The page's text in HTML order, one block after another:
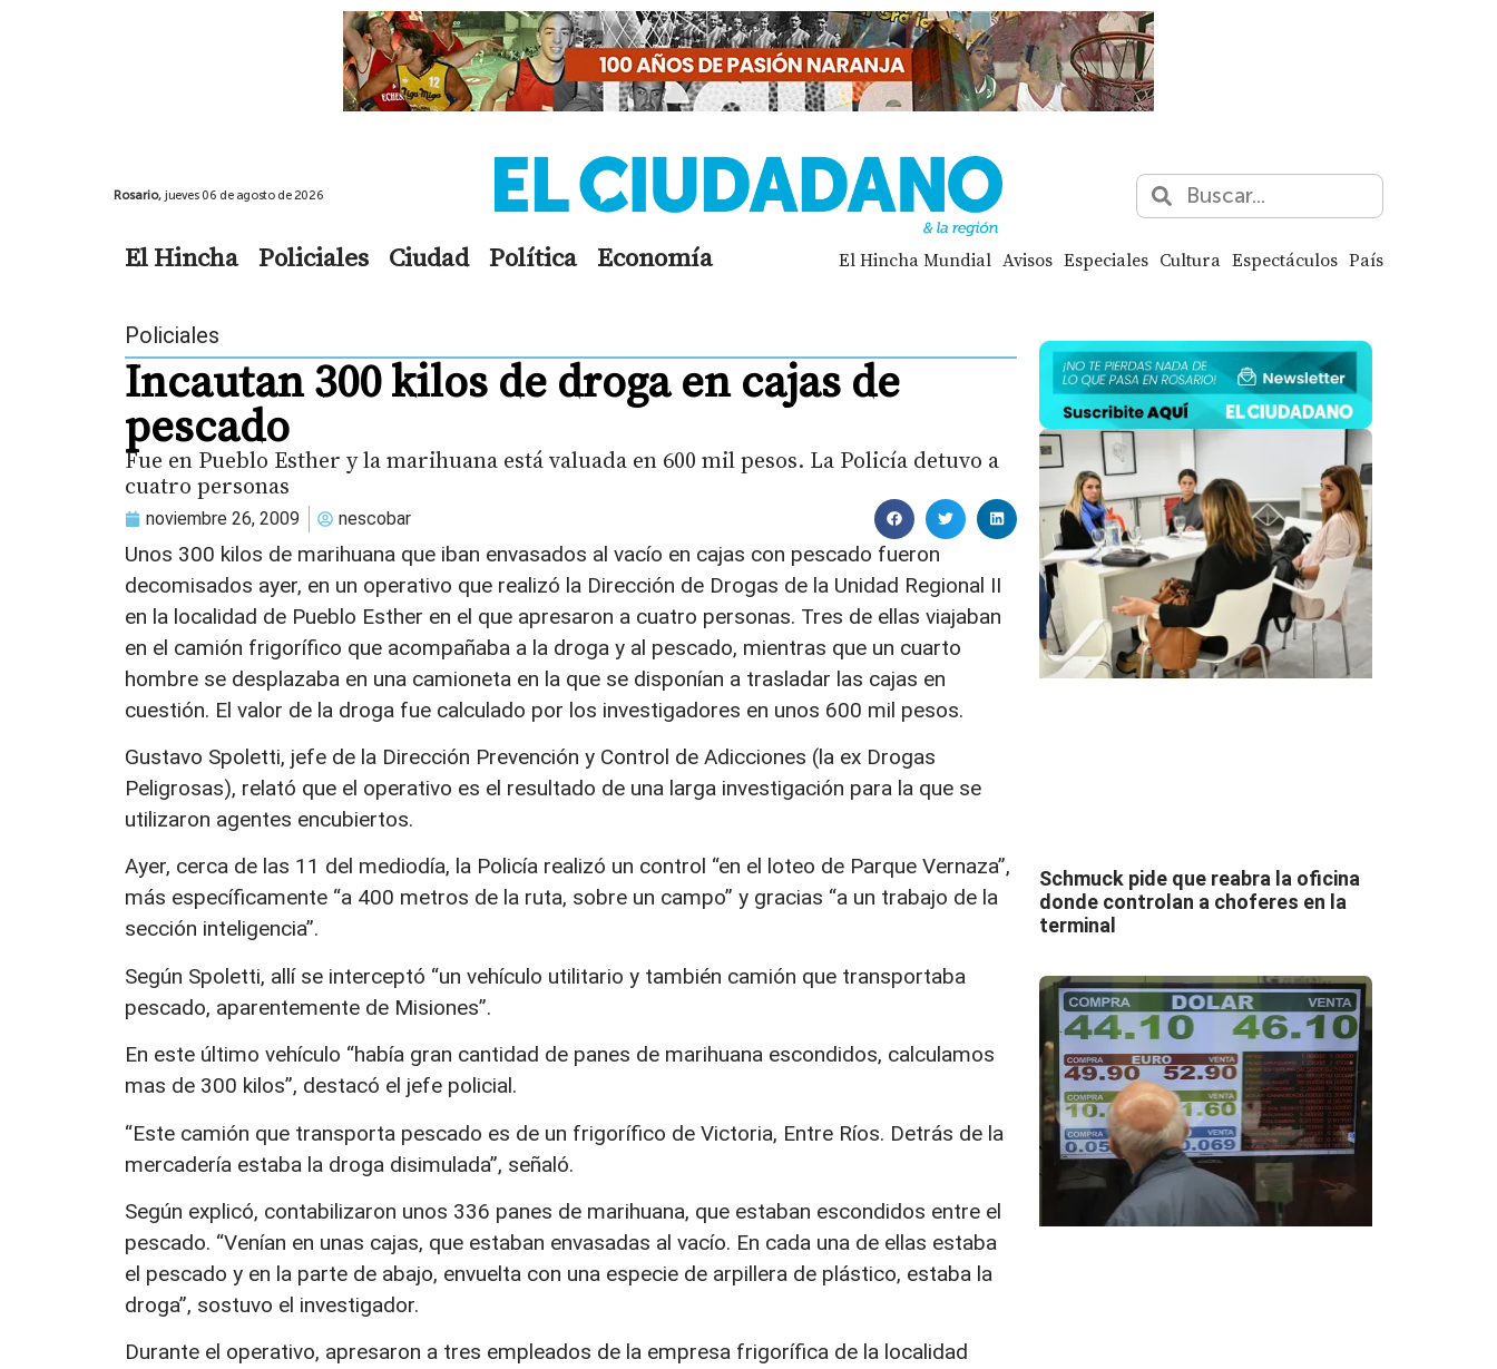
Rosario, jueves 06 de agosto de 2026
El Hincha Policiales Ciudad Política Economía El Hincha Mundial Avisos Especiales Cultura Espectáculos País
Policiales
Incautan 300 kilos de droga en cajas de
pescado
Fue en Pueblo Esther y la marihuana está valuada en 600 mil pesos. La Policía detuvo a
cuatro personas
noviembre 26, 2009 nescobar
Unos 300 kilos de marihuana que iban envasados al vacío en cajas con pescado fueron
decomisados ayer, en un operativo que realizó la Dirección de Drogas de la Unidad Regional II
en la localidad de Pueblo Esther en el que apresaron a cuatro personas. Tres de ellas viajaban
en el camión frigorífico que acompañaba a la droga y al pescado, mientras que un cuarto
hombre se desplazaba en una camioneta en la que se disponían a trasladar las cajas en
cuestión. El valor de la droga fue calculado por los investigadores en unos 600 mil pesos.
Gustavo Spoletti, jefe de la Dirección Prevención y Control de Adicciones (la ex Drogas
Peligrosas), relató que el operativo es el resultado de una larga investigación para la que se
utilizaron agentes encubiertos.
Ayer, cerca de las 11 del mediodía, la Policía realizó un control “en el loteo de Parque Vernaza”,
más específicamente “a 400 metros de la ruta, sobre un campo” y gracias “a un trabajo de la
sección inteligencia”.
Según Spoletti, allí se interceptó “un vehículo utilitario y también camión que transportaba
pescado, aparentemente de Misiones”.
En este último vehículo “había gran cantidad de panes de marihuana escondidos, calculamos
mas de 300 kilos”, destacó el jefe policial.
“Este camión que transporta pescado es de un frigorífico de Victoria, Entre Ríos. Detrás de la
mercadería estaba la droga disimulada”, señaló.
Según explicó, contabilizaron unos 336 panes de marihuana, que estaban escondidos entre el
pescado. “Venían en unas cajas, que estaban envasadas al vacío. En cada una de ellas estaba
el pescado y en la parte de abajo, envuelta con una especie de arpillera de plástico, estaba la
droga”, sostuvo el investigador.
Durante el operativo, apresaron a tres empleados de la empresa frigorífica de la localidad
Schmuck pide que reabra la oficina
donde controlan a choferes en la
terminal